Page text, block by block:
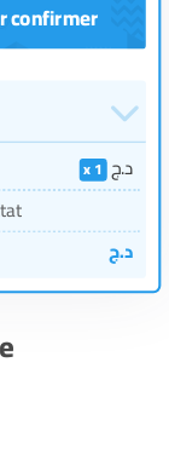
1 د.ج
د.ج